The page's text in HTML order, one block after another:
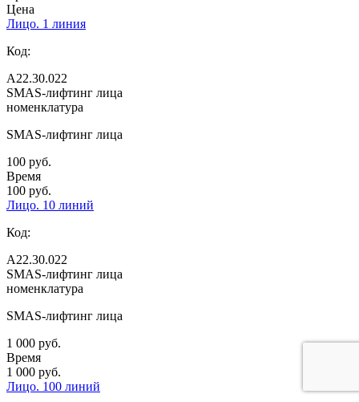
Цена
Лицо. 1 линия
Код:
А22.30.022
SMAS-лифтинг лица
номенклатура
SMAS-лифтинг лица
100 руб.
Время
100 руб.
Лицо. 10 линий
Код:
А22.30.022
SMAS-лифтинг лица
номенклатура
SMAS-лифтинг лица
1 000 руб.
Время
1 000 руб.
Лицо. 100 линий